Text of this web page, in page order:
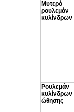
Μυτερό
ρουλεμάν
κυλίνδρων
Ρουλεμάν
κυλίνδρων
ώθησης